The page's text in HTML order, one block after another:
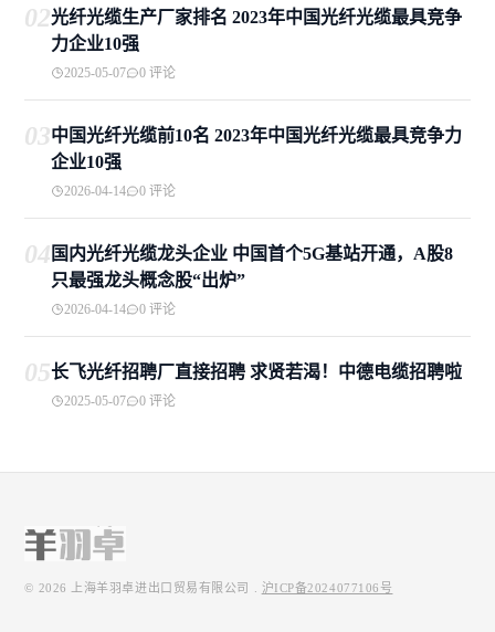
02光纤光缆生产厂家排名 2023年中国光纤光缆最具竞争
力企业10强
2025-05-07 0 评论
03中国光纤光缆前10名 2023年中国光纤光缆最具竞争力
企业10强
2026-04-14 0 评论
04 国内光纤光缆龙头企业 中国首个5G基站开通，A股8
只最强龙头概念股“出炉”
2026-04-14 0 评论
05长飞光纤招聘厂直接招聘 求贤若渴！中德电缆招聘啦
2025-05-07 0 评论
© 2026 上海羊羽卓进出口贸易有限公司 沪ICP备2024077106号